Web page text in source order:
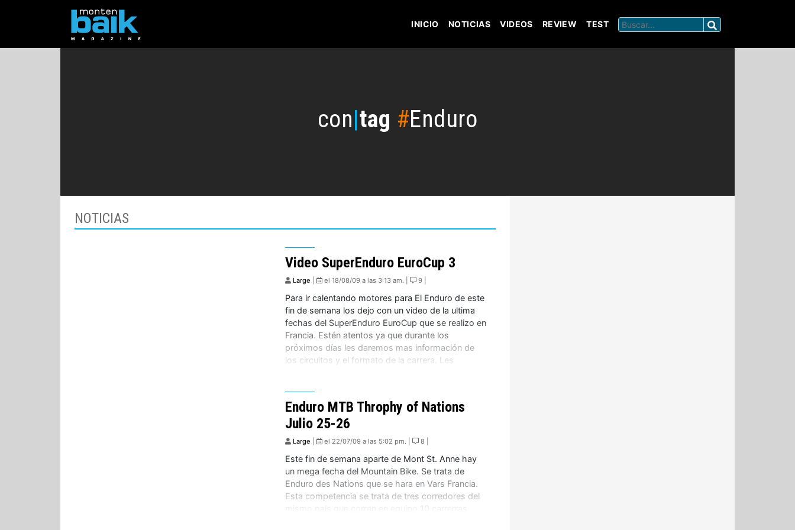
INICIO NOTICIAS VIDEOS REVIEW TEST
con|tag #Enduro
NOTICIAS
Video SuperEnduro EuroCup 3
Large el 18/08/09 a las 3:13 am. | 9 |
Para ir calentando motores para El Enduro de este
fin de semana los dejo con un video de la ultima
fechas del SuperEnduro EuroCup que se realizo en
Francia. Estén atentos ya que durante los
próximos días les daremos mas información de
los circuitos y el formato de la carrera. Les
Enduro MTB Throphy of Nations
Julio 25-26
Large el 22/07/09 a las 5:02 pm. | 8 |
Este fin de semana aparte de Mont St. Anne hay
un mega fecha del Mountain Bike. Se trata de
Enduro des Nations que se hara en Vars Francia.
Esta competencia se trata de tres corredores del
mismo pais que corren en equipo 10 carrerras